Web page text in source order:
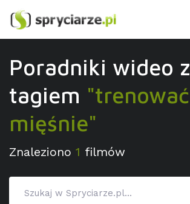
Poradniki wideo z
tagiem "trenować
mięśnie"
Znaleziono 1 filmów